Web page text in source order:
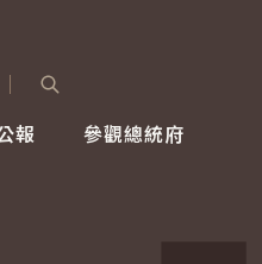
報 參觀總統府